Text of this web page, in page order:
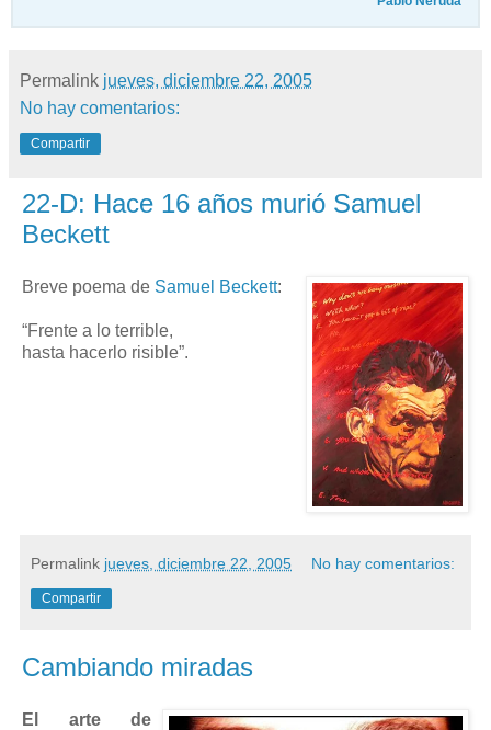
Permalink jueves, diciembre 22, 2005
No hay comentarios:
Compartir
22-D: Hace 16 años murió Samuel
Beckett
Breve poema de Samuel Beckett:
“Frente a lo terrible,
hasta hacerlo risible”.
Permalink jueves, diciembre 22, 2005 No hay comentarios:
Compartir
Cambiando miradas
El arte de